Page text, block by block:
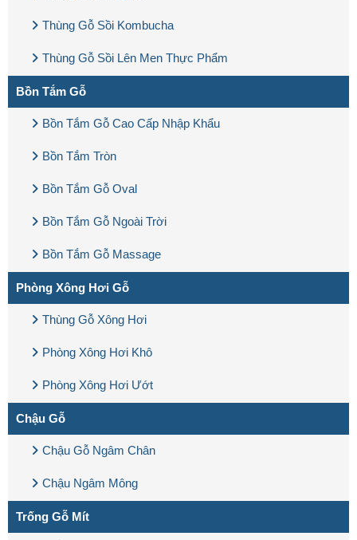
Thùng Gỗ Sồi Kombucha
Thùng Gỗ Sồi Lên Men Thực Phẩm
Bồn Tắm Gỗ
Bồn Tắm Gỗ Cao Cấp Nhập Khẩu
Bồn Tắm Tròn
Bồn Tắm Gỗ Oval
Bồn Tắm Gỗ Ngoài Trời
Bồn Tắm Gỗ Massage
Phòng Xông Hơi Gỗ
Thùng Gỗ Xông Hơi
Phòng Xông Hơi Khô
Phòng Xông Hơi Ướt
Chậu Gỗ
Chậu Gỗ Ngâm Chân
Chậu Ngâm Mông
Trống Gỗ Mít